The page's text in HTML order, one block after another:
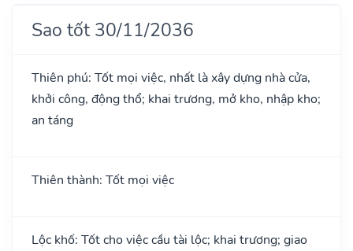
Sao tốt 30/11/2036
Thiên phú: Tốt mọi việc, nhất là xây dựng nhà cửa,
khởi công, động thổ; khai trương, mở kho, nhập kho;
an táng
Thiên thành: Tốt mọi việc
Lộc khố: Tốt cho việc cầu tài lộc; khai trương; giao